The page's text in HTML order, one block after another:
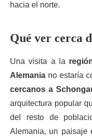
hacia el norte.
Qué ver cerca
Una visita a la
Alemania no estaría
cercanos a
arquitectura popular
del resto de
Alemania, un paisaje